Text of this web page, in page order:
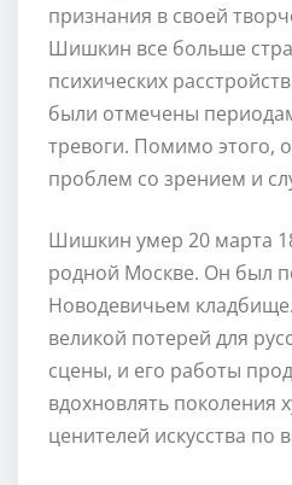
признания в своей
Шишкин все больше
психических
были отмечены
тревоги. Помимо этого,
проблем со зрением и
Шишкин умер 20 марта
родной Москве. Он был
Новодевичьем
великой потерей для
сцены, и его работы
вдохновлять поколения
ценителей искусства по